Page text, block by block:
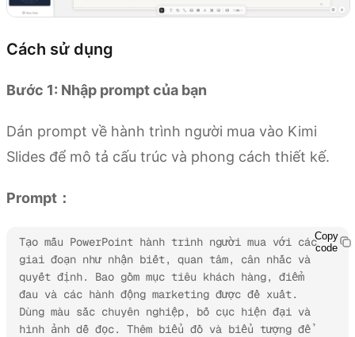
Cách sử dụng
Bước 1: Nhập prompt của bạn
Dán prompt về hành trình người mua vào Kimi
Slides để mô tả cấu trúc và phong cách thiết kế.
Prompt：
Tạo mẫu PowerPoint hành trình người mua với các
giai đoạn như nhận biết, quan tâm, cân nhắc và
quyết định. Bao gồm mục tiêu khách hàng, điểm
đau và các hành động marketing được đề xuất.
Dùng màu sắc chuyên nghiệp, bố cục hiện đại và
hình ảnh dễ đọc. Thêm biểu đồ và biểu tượng để
Copy
code